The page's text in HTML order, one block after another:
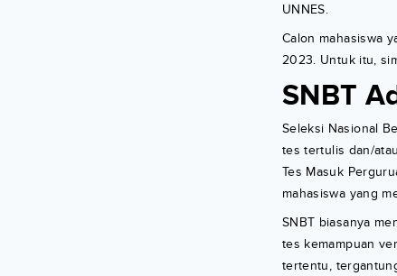
UNNES.
Calon mahasiswa
2023. Untuk itu,
SNBT
Seleksi Nasional
tes tertulis dan/
Tes Masuk
mahasiswa yang
SNBT biasanya
tes kemampuan
tertentu,